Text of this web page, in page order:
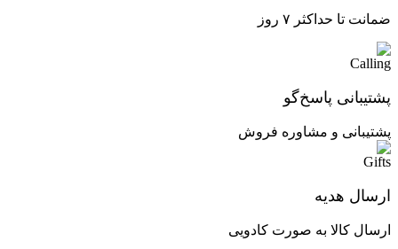
ضمانت تا حداکثر ۷ روز
پشتیبانی پاسخ‌گو
پشتیبانی و مشاوره فروش
ارسال هدیه
ارسال کالا به صورت کادویی